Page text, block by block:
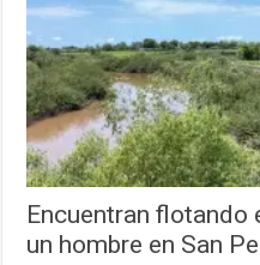
Encuentran flotando
un hombre en San